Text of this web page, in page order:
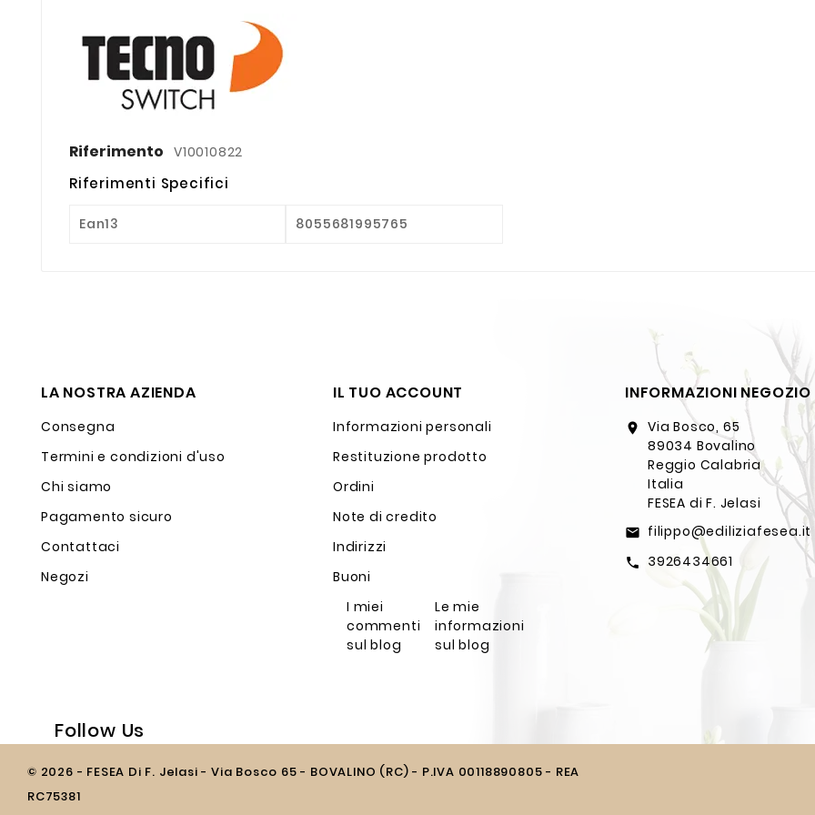
Riferimento V10010822
Riferimenti Specifici
Ean13 8055681995765
LA NOSTRA AZIENDA
Consegna
Termini e condizioni d'uso
Chi siamo
Pagamento sicuro
Contattaci
Negozi
IL TUO ACCOUNT
Informazioni personali
Restituzione prodotto
Ordini
Note di credito
Indirizzi
Buoni
I miei
commenti
sul blog
Le mie
informazioni
sul blog
INFORMAZIONI NEGOZIO
location_on
Via Bosco, 65
89034 Bovalino
Reggio Calabria
Italia
FESEA di F. Jelasi
email filippo@ediliziafesea.it
call 3926434661
Follow Us
© 2026 - FESEA Di F. Jelasi - Via Bosco 65 - BOVALINO (RC) - P.IVA 00118890805 - REA
RC75381